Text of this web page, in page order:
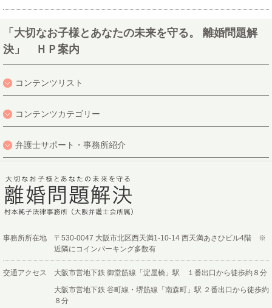
「大切なお子様とあなたの未来を守る。 離婚問題解
決」 ＨＰ案内
コンテンツリスト
コンテンツカテゴリー
弁護士サポート・事務所紹介
事務所所在地
〒530-0047 大阪市北区西天満1-10-14 西天満あさひビル4階 ※
近隣にコインパーキング多数有
交通アクセス
大阪市営地下鉄 御堂筋線「淀屋橋」駅 １番出口から徒歩約８分
大阪市営地下鉄 谷町線・堺筋線「南森町」駅 ２番出口から徒歩約
８分